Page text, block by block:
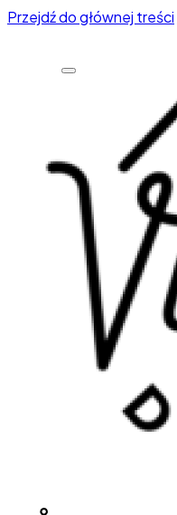
Przejdź do głównej treści